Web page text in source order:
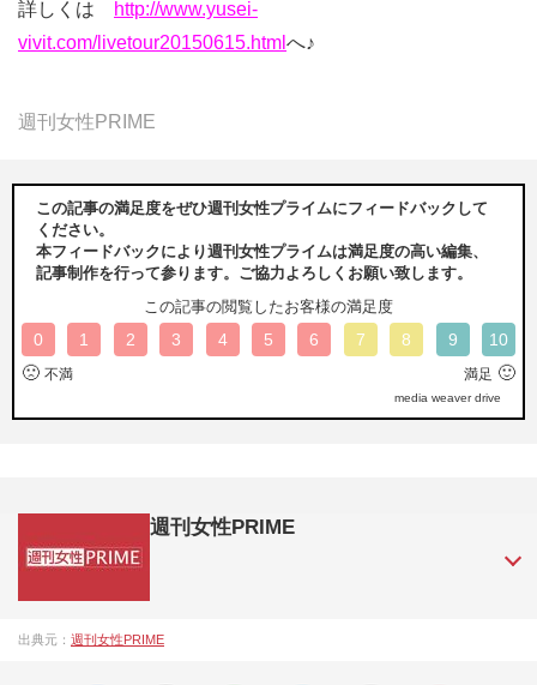
詳しくは
http://www.yusei-
vivit.com/livetour20150615.html へ♪
週刊女性PRIME
この記事の満足度をぜひ週刊女性プライムにフィードバックして
ください。
本フィードバックにより週刊女性プライムは満足度の高い編集、
記事制作を行って参ります。ご協力よろしくお願い致します。
この記事の閲覧したお客様の満足度
0 1 2 3 4 5 6 7 8 9 10
🙁 不満 満足 🙂
media weaver drive
週刊女性PRIME
成27年）1月に開設された主婦と生活社が運営する日本のニュ
出典元： 週刊女性PRIME